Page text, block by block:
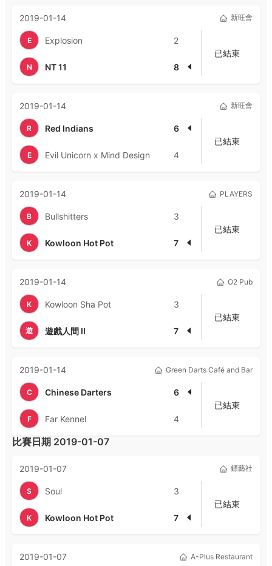
2019-01-14 新旺會
E Explosion 2
N NT 11 8
已結束
2019-01-14 新旺會
R Red Indians 6
E Evil Unicorn x Mind Design 4
已結束
2019-01-14 PLAYERS
B Bullshitters 3
K Kowloon Hot Pot 7
已結束
2019-01-14 O2 Pub
K Kowloon Sha Pot 3
遊 遊戲人間 II 7
已結束
2019-01-14 Green Darts Café and Bar
C Chinese Darters 6
F Far Kennel 4
已結束
比賽日期 2019-01-07
2019-01-07 鏢藝社
S Soul 3
K Kowloon Hot Pot 7
已結束
2019-01-07 A-Plus Restaurant